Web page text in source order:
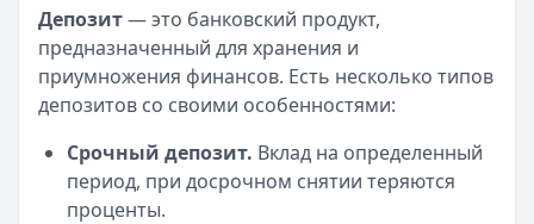
Депозит— это банковский продукт,
предназначенный для хранения и
приумножения финансов. Есть несколько типов
депозитов со своими особенностями:
Срочный депозит. Вклад на определенный
период, при досрочном снятии теряются
проценты.